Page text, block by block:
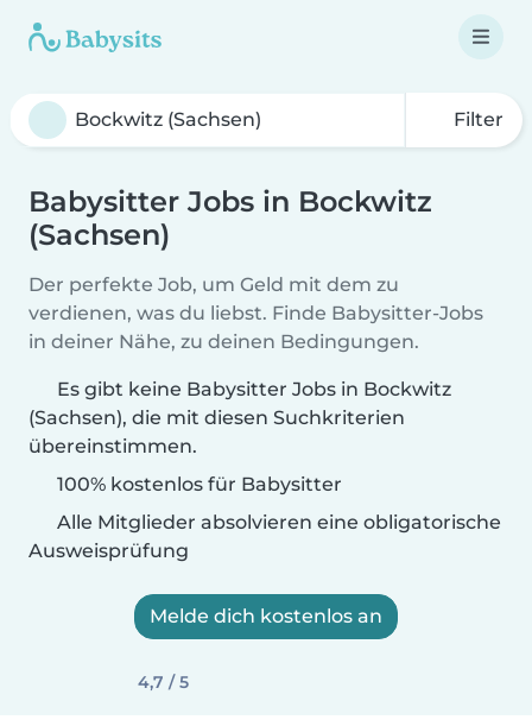
Filter
Babysitter Jobs in Bockwitz
(Sachsen)
Der perfekte Job, um Geld mit dem zu
verdienen, was du liebst. Finde Babysitter-Jobs
in deiner Nähe, zu deinen Bedingungen.
Es gibt keine Babysitter Jobs in Bockwitz
(Sachsen), die mit diesen Suchkriterien
übereinstimmen.
100% kostenlos für Babysitter
Alle Mitglieder absolvieren eine obligatorische
Ausweisprüfung
Melde dich kostenlos an
4,7 / 5